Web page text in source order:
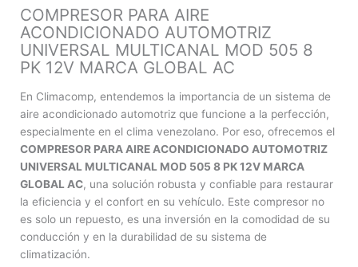
12V
MARCA
GLOBAL
AC
cantidad
COMPRESOR PARA AIRE
ACONDICIONADO AUTOMOTRIZ
UNIVERSAL MULTICANAL MOD 505 8
PK 12V MARCA GLOBAL AC
En Climacomp, entendemos la importancia de un sistema de
aire acondicionado automotriz que funcione a la perfección,
especialmente en el clima venezolano. Por eso, ofrecemos el
COMPRESOR PARA AIRE ACONDICIONADO AUTOMOTRIZ
UNIVERSAL MULTICANAL MOD 505 8 PK 12V MARCA
GLOBAL AC, una solución robusta y confiable para restaurar
la eficiencia y el confort en su vehículo. Este compresor no
es solo un repuesto, es una inversión en la comodidad de su
conducción y en la durabilidad de su sistema de
climatización.